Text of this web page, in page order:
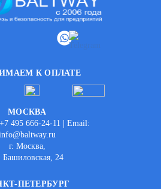
К ОПЛАТЕ
МОСКВА
495 666-24-11 | Email:
г. Москва,
Башиловская, 24
ПЕТЕРБУРГ